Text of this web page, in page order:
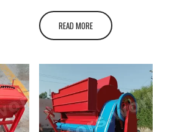
READ MORE